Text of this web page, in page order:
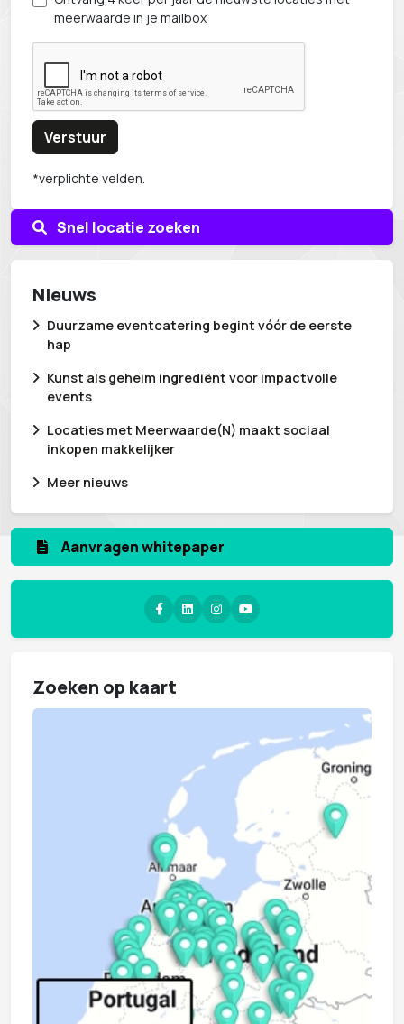
Snel locatie zoeken
Nieuws
Duurzame eventcatering begint vóór de eerste
hap
Kunst als geheim ingrediënt voor impactvolle
events
Locaties met Meerwaarde(N) maakt sociaal
inkopen makkelijker
Meer nieuws
Aanvragen whitepaper
Zoeken op kaart
meerwaarde in je mailbox
Verstuur
*verplichte velden.